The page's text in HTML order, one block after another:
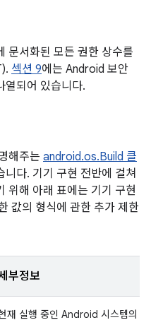
문서화된 모든 권한 상수를
섹션 9에는 Android 보안
열되어 있습니다.
해주는 android.os.Build 클
다. 기기 구현 전반에 걸쳐
위해 아래 표에는 기기 구현
값의 형식에 관한 추가 제한
부정보
재 실행 중인 Android 시스템의